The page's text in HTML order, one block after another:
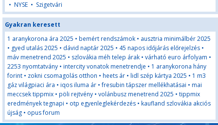
• NYSE • Szigetvári
Gyakran keresett
1 aranykorona ára 2025 • bemért rendszámok • ausztria minimálbér 2025
• gyed utalás 2025 • dávid naptár 2025 • 45 napos időjárás előrejelzés •
máv menetrend 2025 • szlovákia méh telep árak • várható euro árfolyam •
2253 nyomtatvány • intercity vonatok menetrendje • 1 aranykorona hány
forint • zokni csomagolás otthon • heets ár • lidl szép kártya 2025 • 1 m3
gáz világpiaci ára • iqos iluma ár •fresubin tápszer mellékhatásai • mai
meccsek tippmix • pöli rejtvény • volánbusz menetrend 2025 • tippmix
eredmények tegnapi • otp egyenleglekérdezés • kaufland szlovákia akciós
újság • opus forum